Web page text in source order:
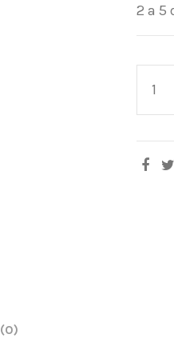
2 a 5
(0)